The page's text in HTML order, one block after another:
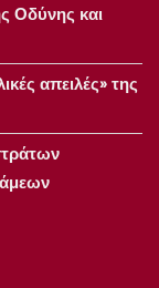
Οδύνης και
απειλές» της